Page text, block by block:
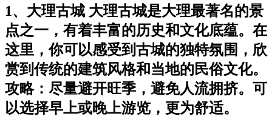
1、大理古城 大理古城是大理最著名的景
点之一，有着丰富的历史和文化底蕴。在
这里，你可以感受到古城的独特氛围，欣
赏到传统的建筑风格和当地的民俗文化。
攻略：尽量避开旺季，避免人流拥挤。可
以选择早上或晚上游览，更为舒适。